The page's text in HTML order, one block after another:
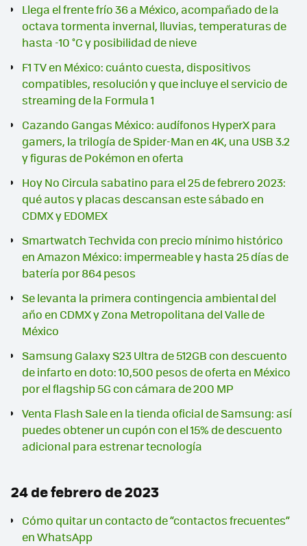
Llega el frente frío 36 a México, acompañado de la
octava tormenta invernal, lluvias, temperaturas de
hasta -10 °C y posibilidad de nieve
F1 TV en México: cuánto cuesta, dispositivos
compatibles, resolución y que incluye el servicio de
streaming de la Formula 1
Cazando Gangas México: audífonos HyperX para
gamers, la trilogía de Spider-Man en 4K, una USB 3.2
y figuras de Pokémon en oferta
Hoy No Circula sabatino para el 25 de febrero 2023:
qué autos y placas descansan este sábado en
CDMX y EDOMEX
Smartwatch Techvida con precio mínimo histórico
en Amazon México: impermeable y hasta 25 días de
batería por 864 pesos
Se levanta la primera contingencia ambiental del
año en CDMX y Zona Metropolitana del Valle de
México
Samsung Galaxy S23 Ultra de 512GB con descuento
de infarto en doto: 10,500 pesos de oferta en México
por el flagship 5G con cámara de 200 MP
Venta Flash Sale en la tienda oficial de Samsung: así
puedes obtener un cupón con el 15% de descuento
adicional para estrenar tecnología
24 de febrero de 2023
Cómo quitar un contacto de “contactos frecuentes”
en WhatsApp